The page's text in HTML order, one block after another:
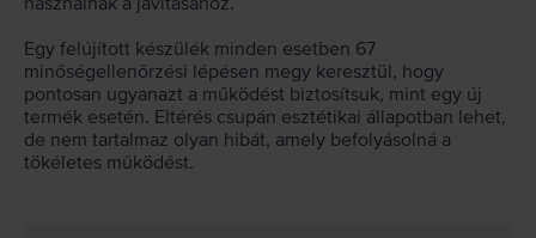
Egy felújított készülék minden esetben 67
minőségellenőrzési lépésen megy keresztül, hogy
pontosan ugyanazt a működést biztosítsuk, mint egy új
termék esetén. Eltérés csupán esztétikai állapotban lehet,
de nem tartalmaz olyan hibát, amely befolyásolná a
tökéletes működést.